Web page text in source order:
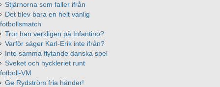
Stjärnorna som faller ifrån
Det blev bara en helt vanlig
fotbollsmatch
Tror han verkligen på Infantino?
Varför säger Karl-Erik inte ifrån?
Inte samma flytande danska spel
Sveket och hyckleriet runt
fotboll-VM
Ge Rydström fria händer!